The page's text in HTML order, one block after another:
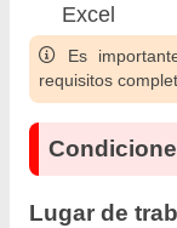
Excel
Es
requisitos
Lugar de